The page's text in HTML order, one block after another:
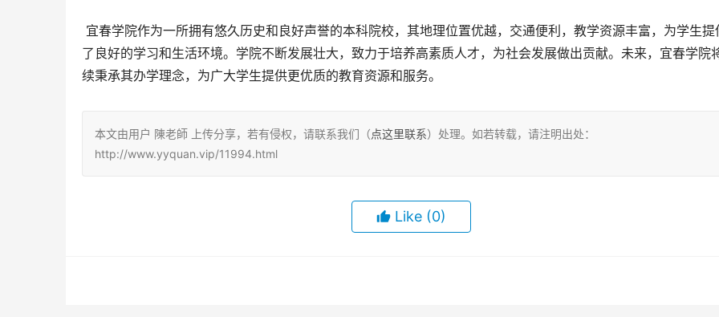
了良好的学习和生活环境。学院不断发展壮大，致力于培养高素质人才，为社会发展做出贡献。未来，宜春学院
续秉承其办学理念，为广大学生提供更优质的教育资源和服务。
本文由用户 陳老師 上传分享，若有侵权，请联系我们（点这里联系）处理。如若转载，请注明出处：
http://www.yyquan.vip/11994.html
Like (0)